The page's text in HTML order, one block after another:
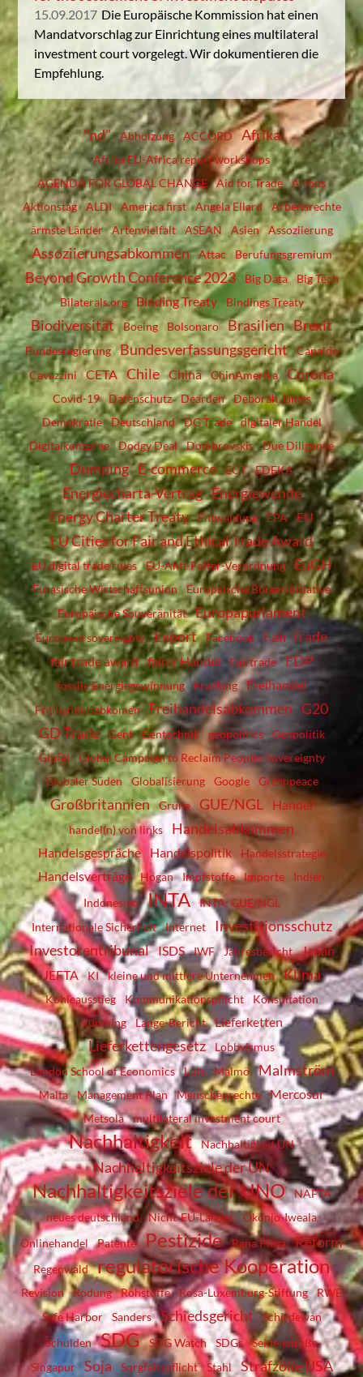
15.09.2017 Die Europäische Kommission hat einen
Mandatvorschlag zur Einrichtung eines multilateral
investment court vorgelegt. Wir dokumentieren die
Empfehlung.
"nd" Abholzung ACCORD Afrika
Afrika EU-Africa report workshops
AGENDA FOR GLOBAL CHANGE
Aid for Trade
Airbus
Aktionstag
ALDI America first Angela Ellard
Arbeitsrechte
ärmste Länder
Artenvielfalt ASEAN Asien Assoziierung
Assoziierungsabkommen Attac Berufungsgremium
Beyond Growth Conference 2023 Big Data
Big Tech
Bilaterals.org
Binding Treaty Bindings Treaty
Biodiversität Boeing Bolsonaro Brasilien Brexit
Bundesregierung Bundesverfassungsgericht
Capaldo
Cavazzini
CETA Chile China ChinAmerika Corona
Covid-19 Datenschutz Dearden
Deborah James
Demokratie
Deutschland DG Trade
digitaler Handel
Digitalkonzerne
Dodgy Deal Dombrovskis Due Diligence
Dumping E-commerce ECT EDEKA
Energiecharta-Vertrag Energiewende
Energy Charter Treaty
Entwaldung EPA EU
EU Cities for Fair and Ethical Trade Award
EU digital trade rules EU-Anti-Folter-Verordnung EuGH
Eurasische Wirtschaftsunion
Europäische Bürgerinitiative
Europäische Souveränität
Europaparlament
European sovereignty Export Facebook Fair Trade
fair trade award fairer Handel Fairtrade FDP
fossile Energiegewinnung Fracking Freihandel
Freihandelsabkomen Freihandelsabkommen G20
GD Trade
Gent Gentechnik geopolitics
Geopolitik
Gipfel
Global Campaign to Reclaim Peoples Sovereignty
Globaler Süden
Globalisierung Google Greenpeace
Großbritannien Grüne GUE/NGL Handel
handel(n) von links Handelsabkommen
Handelsgespräche Handelspolitik Handelsstrategie
Handelsverträge Hogan Impfstoffe Importe
Indien
Indonesien
INTA
INTA; GUE/NGL
Internationale Sicherheit
Internet
Investitionsschutz
Investorentribunal ISDS IWF Jahresbericht
Japan
JEFTA
KI kleine und mittlere Unternehmen Klima
Kohleausstieg Kommunikationspflicht
Konsultation
Kunming
Lange-Bericht Lieferketten
Lieferkettengesetz
Lobbyismus
London School of Economics
Lula Malmö Malmström
Malta Management Plan Menschenrechte Mercosur
Metsola multilateral investment court
Nachhaltigkeit Nachhaltigkeit UN
Nachhaltigkeitsziele der UN
Nachhaltigkeitsziele der UNO
NAFTA
neues deutschland
Nicht-EU-Länder
Okonjo-Iweala
Onlinehandel
Patente Pestizide Rana Plaza Reform
Regenwald regulatorische Kooperation
Revision Rodung Rohstoffe Rosa-Luxemburg-Stiftung
RWE
Safe Harbor
Sanders Schiedsgericht
Schirdewan
Schulden
SDG SDG Watch SDGs
Seidenstraße
Singapur
Soja Sorgfaltspflicht Stahl Strafzölle USA